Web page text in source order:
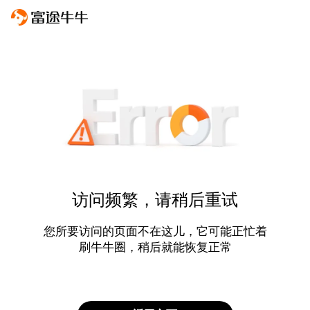
访问频繁，请稍后重试
您所要访问的页面不在这儿，它可能正忙着
刷牛牛圈，稍后就能恢复正常